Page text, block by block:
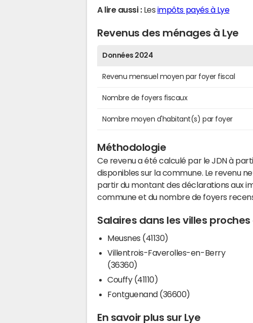
A lire aussi :Les impôts payés à Lye
Revenus des ménages à Lye
Données 2024
Revenu mensuel moyen par foyer fiscal
Nombre de foyers fiscaux
Nombre moyen d'habitant(s) par foyer
Méthodologie
Ce revenu a été calculé par le JDN à
disponibles sur la commune. Le revenu
partir du montant des déclarations aux
commune et du nombre de foyers
Salaires dans les villes proches
Meusnes (41130)
Villentrois-Faverolles-en-Berry
(36360)
Couffy (41110)
Fontguenand (36600)
En savoir plus sur Lye